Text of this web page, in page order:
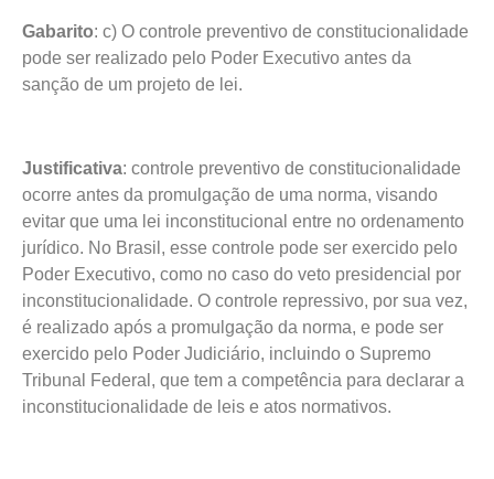
Gabarito: c) O controle preventivo de constitucionalidade
pode ser realizado pelo Poder Executivo antes da
sanção de um projeto de lei.
Justificativa: controle preventivo de constitucionalidade
ocorre antes da promulgação de uma norma, visando
evitar que uma lei inconstitucional entre no ordenamento
jurídico. No Brasil, esse controle pode ser exercido pelo
Poder Executivo, como no caso do veto presidencial por
inconstitucionalidade. O controle repressivo, por sua vez,
é realizado após a promulgação da norma, e pode ser
exercido pelo Poder Judiciário, incluindo o Supremo
Tribunal Federal, que tem a competência para declarar a
inconstitucionalidade de leis e atos normativos.